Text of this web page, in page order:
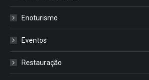
Enoturismo
Eventos
Restauração